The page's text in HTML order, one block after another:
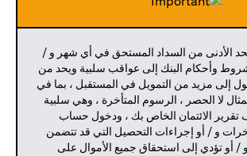
الأدنى من السداد المستحق في أي شهر و /
وأحكام البنك إلى عواقب سلبية ويحد من
إلى مزيد من التمويل في المستقبل ، بما في
لا الحصر ، الرسوم المتأخرة ، وهي سلبية
تقرير الائتمان الخاص بك ، ودخول حساب
و / أو إجراءات التحصيل التي قد تتضمن
/ أو تؤدي إلى استحقاق جميع الأموال على